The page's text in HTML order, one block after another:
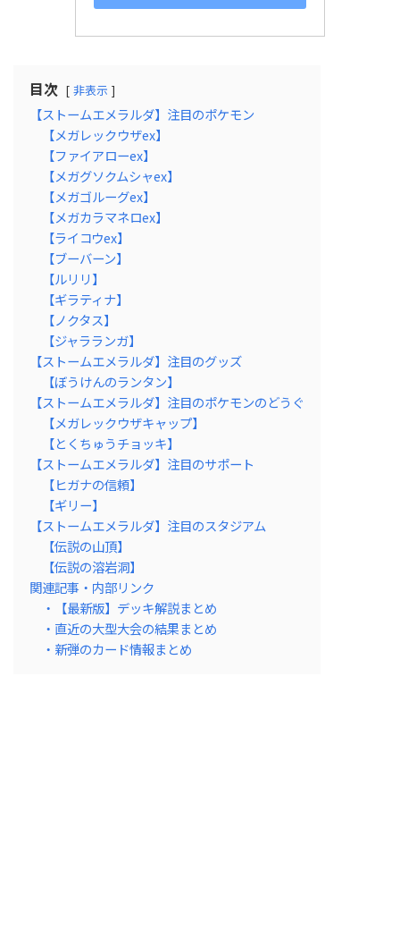
目次 非表示
【ストームエメラルダ】注目のポケモン
【メガレックウザex】
【ファイアローex】
【メガグソクムシャex】
【メガゴルーグex】
【メガカラマネロex】
【ライコウex】
【ブーバーン】
【ルリリ】
【ギラティナ】
【ノクタス】
【ジャラランガ】
【ストームエメラルダ】注目のグッズ
【ぼうけんのランタン】
【ストームエメラルダ】注目のポケモンのどうぐ
【メガレックウザキャップ】
【とくちゅうチョッキ】
【ストームエメラルダ】注目のサポート
【ヒガナの信頼】
【ギリー】
【ストームエメラルダ】注目のスタジアム
【伝説の山頂】
【伝説の溶岩洞】
関連記事・内部リンク
・【最新版】デッキ解説まとめ
・直近の大型大会の結果まとめ
・新弾のカード情報まとめ